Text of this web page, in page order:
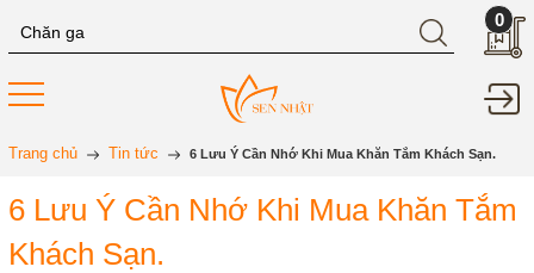
0
Trang chủ Tin tức 6 Lưu Ý Cần Nhớ Khi Mua Khăn Tắm Khách Sạn.
6 Lưu Ý Cần Nhớ Khi Mua Khăn Tắm
Khách Sạn.